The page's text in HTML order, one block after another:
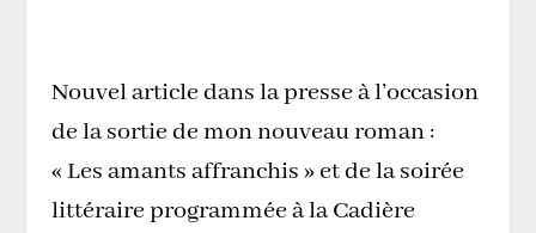
Nouvel article dans la presse à l’occasion
de la sortie de mon nouveau roman :
« Les amants affranchis » et de la soirée
littéraire programmée à la Cadière